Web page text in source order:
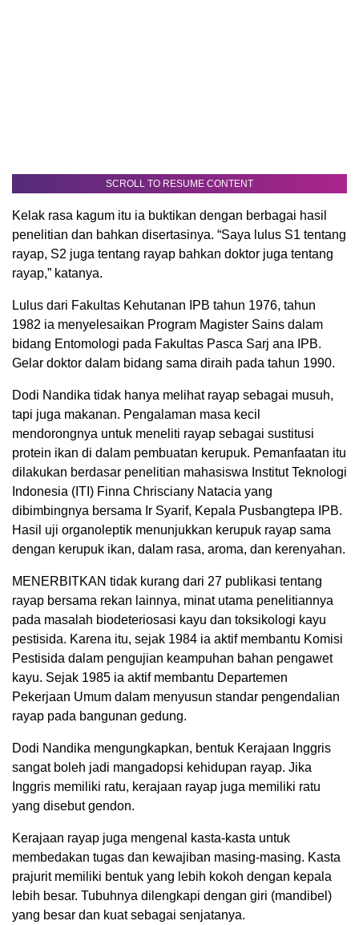
SCROLL TO RESUME CONTENT
Kelak rasa kagum itu ia buktikan dengan berbagai hasil
penelitian dan bahkan disertasinya. “Saya lulus S1 tentang
rayap, S2 juga tentang rayap bahkan doktor juga tentang
rayap,” katanya.
Lulus dari Fakultas Kehutanan IPB tahun 1976, tahun
1982 ia menyelesaikan Program Magister Sains dalam
bidang Entomologi pada Fakultas Pasca Sarj ana IPB.
Gelar doktor dalam bidang sama diraih pada tahun 1990.
Dodi Nandika tidak hanya melihat rayap sebagai musuh,
tapi juga makanan. Pengalaman masa kecil
mendorongnya untuk meneliti rayap sebagai sustitusi
protein ikan di dalam pembuatan kerupuk. Pemanfaatan itu
dilakukan berdasar penelitian mahasiswa Institut Teknologi
Indonesia (ITI) Finna Chrisciany Natacia yang
dibimbingnya bersama Ir Syarif, Kepala Pusbangtepa IPB.
Hasil uji organoleptik menunjukkan kerupuk rayap sama
dengan kerupuk ikan, dalam rasa, aroma, dan kerenyahan.
MENERBITKAN tidak kurang dari 27 publikasi tentang
rayap bersama rekan lainnya, minat utama penelitiannya
pada masalah biodeteriosasi kayu dan toksikologi kayu
pestisida. Karena itu, sejak 1984 ia aktif membantu Komisi
Pestisida dalam pengujian keampuhan bahan pengawet
kayu. Sejak 1985 ia aktif membantu Departemen
Pekerjaan Umum dalam menyusun standar pengendalian
rayap pada bangunan gedung.
Dodi Nandika mengungkapkan, bentuk Kerajaan Inggris
sangat boleh jadi mangadopsi kehidupan rayap. Jika
Inggris memiliki ratu, kerajaan rayap juga memiliki ratu
yang disebut gendon.
Kerajaan rayap juga mengenal kasta-kasta untuk
membedakan tugas dan kewajiban masing-masing. Kasta
prajurit memiliki bentuk yang lebih kokoh dengan kepala
lebih besar. Tubuhnya dilengkapi dengan giri (mandibel)
yang besar dan kuat sebagai senjatanya.